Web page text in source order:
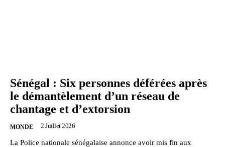
Sénégal : Six personnes déférées après
le démantèlement d’un réseau de
chantage et d’extorsion
MONDE 2 Juillet 2026
La Police nationale sénégalaise annonce avoir mis fin aux